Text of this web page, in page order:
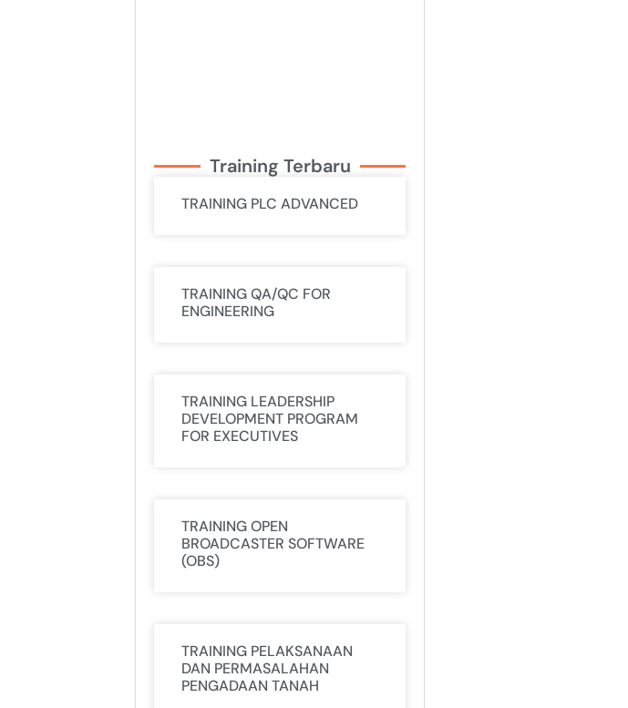
Training Terbaru
TRAINING PLC ADVANCED
TRAINING QA/QC FOR
ENGINEERING
TRAINING LEADERSHIP
DEVELOPMENT PROGRAM
FOR EXECUTIVES
TRAINING OPEN
BROADCASTER SOFTWARE
(OBS)
TRAINING PELAKSANAAN
DAN PERMASALAHAN
PENGADAAN TANAH